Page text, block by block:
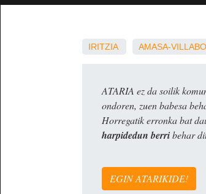
IRITZIA AMASA-
ATARIA ez da soilik
ondoren, zuen babesa
Horregatik erronka bat
harpidedun berribehar
EGIN ATARIKIDE!